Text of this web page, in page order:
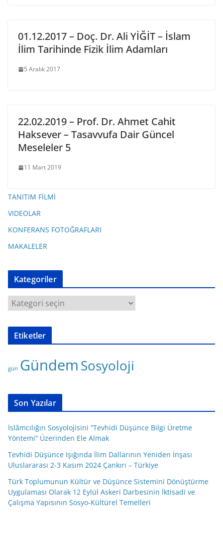
01.12.2017 – Doç. Dr. Ali YİĞİT – İslam
İlim Tarihinde Fizik İlim Adamları
5 Aralık 2017
22.02.2019 – Prof. Dr. Ahmet Cahit
Haksever – Tasavvufa Dair Güncel
Meseleler 5
11 Mart 2019
TANITIM FİLMİ
VIDEOLAR
KONFERANS FOTOĞRAFLARI
MAKALELER
Kategoriler
t
e
r
Etiketler
gün GündemSosyoloji
Son Yazılar
İslâmcılığın Sosyolojisini “Tevhidi Düşünce Bilgi Üretme
Yöntemi” Üzerinden Ele Almak
Tevhidi Düşünce Işığında İlim Dallarının Yeniden İnşası
Uluslararası 2-3 Kasım 2024 Çankırı – Türkiye
Türk Toplumunun Kültür ve Düşünce Sistemini Dönüştürme
Uygulaması Olarak 12 Eylül Askeri Darbesinin İktisadi ve
Çalışma Yapısının Sosyo-Kültürel Temelleri